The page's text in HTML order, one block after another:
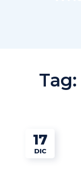
Tag:
17
DIC